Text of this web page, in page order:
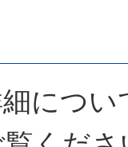
につい